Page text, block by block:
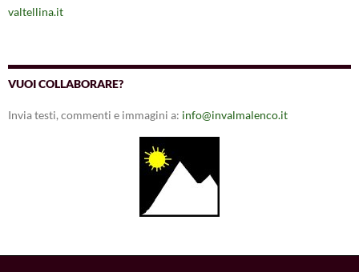
valtellina.it
VUOI COLLABORARE?
Invia testi, commenti e immagini a: info@invalmalenco.it